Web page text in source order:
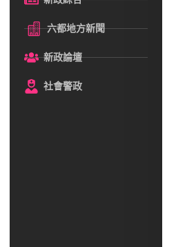
六都地方新聞
新政論壇
社會警政